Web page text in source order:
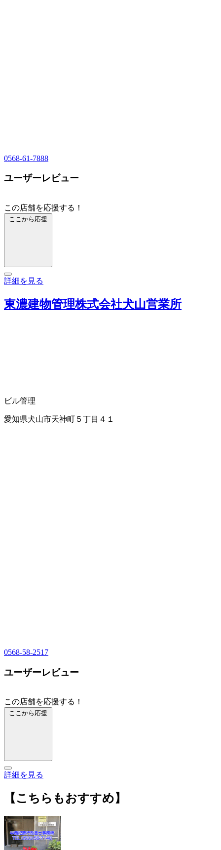
0568-61-7888
ユーザーレビュー
この店舗を応援する！
ここから応援
詳細を見る
東濃建物管理株式会社犬山営業所
ビル管理
愛知県犬山市天神町５丁目４１
0568-58-2517
ユーザーレビュー
この店舗を応援する！
ここから応援
詳細を見る
【こちらもおすすめ】